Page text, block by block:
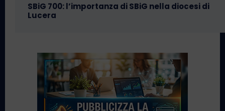
SBiG 700: l’importanza di SBiG nella diocesi di
Lucera